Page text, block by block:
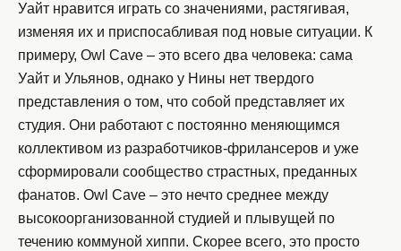
Уайт нравится играть со значениями, растягивая,
изменяя их и приспосабливая под новые ситуации. К
примеру, Owl Cave – это всего два человека: сама
Уайт и Ульянов, однако у Нины нет твердого
представления о том, что собой представляет их
студия. Они работают с постоянно меняющимся
коллективом из разработчиков-фрилансеров и уже
сформировали сообщество страстных, преданных
фанатов. Owl Cave – это нечто среднее между
высокоорганизованной студией и плывущей по
течению коммуной хиппи. Скорее всего, это просто